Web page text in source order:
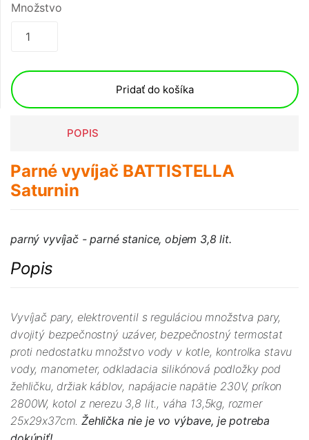
Množstvo
Pridať do košíka
POPIS
Parné vyvíjač BATTISTELLA
Saturnin
parný vyvíjač - parné stanice, objem 3,8 lit.
Popis
Vyvíjač pary, elektroventil s reguláciou množstva pary,
dvojitý bezpečnostný uzáver, bezpečnostný termostat
proti nedostatku množstvo vody v kotle, kontrolka stavu
vody, manometer, odkladacia silikónová podložky pod
žehličku, držiak káblov, napájacie napätie 230V, príkon
2800W, kotol z nerezu 3,8 lit., váha 13,5kg, rozmer
25x29x37cm.Žehlička nie je vo výbave, je potreba